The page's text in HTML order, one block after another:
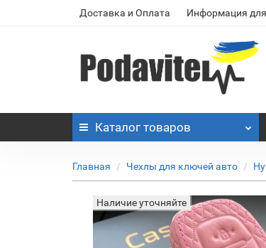
Доставка и Оплата Информация для
Каталог товаров
Главная Чехлы для ключей авто
Наличие уточняйте